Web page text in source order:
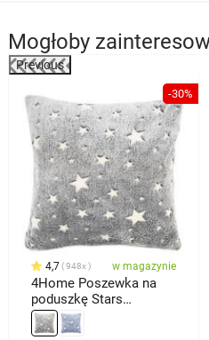
Mogłoby
Previous
-30%
4,7 948x w magazynie
4Home Poszewka na
poduszkę Stars
świecąca szary, 40 x 40
cm